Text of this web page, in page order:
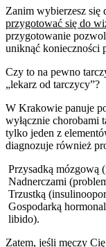
Zanim wybierzesz się
przygotować się do
przygotowanie
uniknąć konieczności
Czy to na pewno
„lekarz od tarczycy”?
W Krakowie panuje
wyłącznie chorobami
tylko jeden z
diagnozuje również
Przysadką mózgową
Nadnerczami
Trzustką
Gospodarką
libido).
Zatem, jeśli męczy